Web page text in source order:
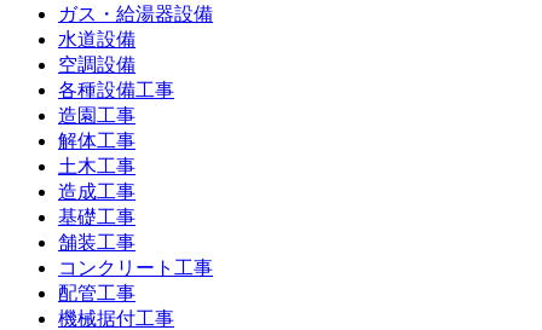
ガス・給湯器設備
水道設備
空調設備
各種設備工事
造園工事
解体工事
土木工事
造成工事
基礎工事
舗装工事
コンクリート工事
配管工事
機械据付工事